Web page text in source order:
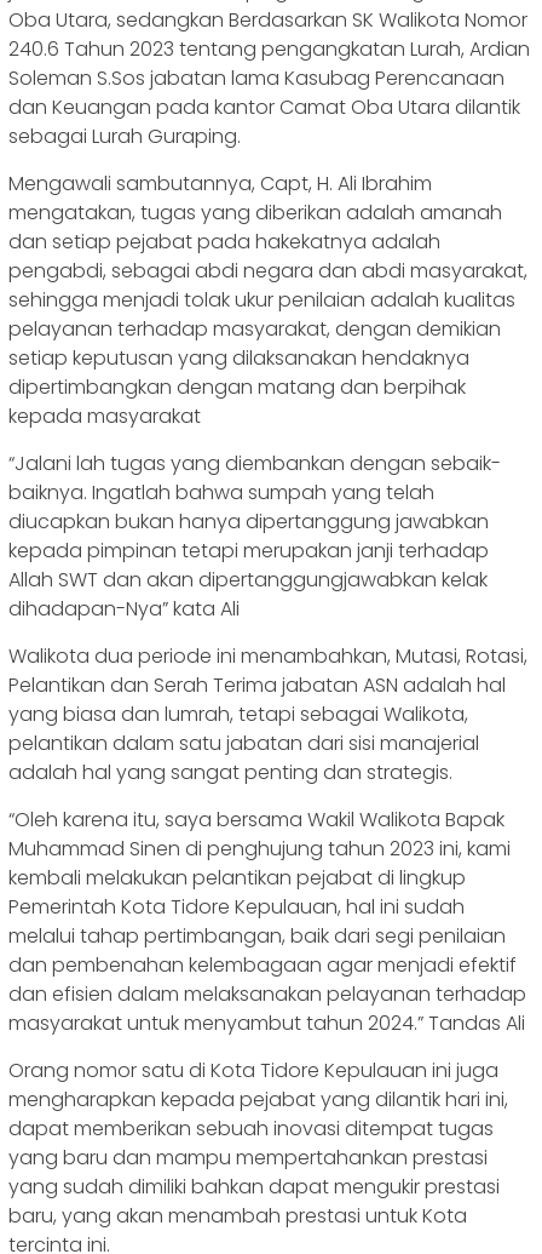
Oba Utara, sedangkan Berdasarkan SK Walikota Nomor
240.6 Tahun 2023 tentang pengangkatan Lurah, Ardian
Soleman S.Sos jabatan lama Kasubag Perencanaan
dan Keuangan pada kantor Camat Oba Utara dilantik
sebagai Lurah Guraping.
Mengawali sambutannya, Capt, H. Ali Ibrahim
mengatakan, tugas yang diberikan adalah amanah
dan setiap pejabat pada hakekatnya adalah
pengabdi, sebagai abdi negara dan abdi masyarakat,
sehingga menjadi tolak ukur penilaian adalah kualitas
pelayanan terhadap masyarakat, dengan demikian
setiap keputusan yang dilaksanakan hendaknya
dipertimbangkan dengan matang dan berpihak
kepada masyarakat
“Jalani lah tugas yang diembankan dengan sebaik-
baiknya. Ingatlah bahwa sumpah yang telah
diucapkan bukan hanya dipertanggung jawabkan
kepada pimpinan tetapi merupakan janji terhadap
Allah SWT dan akan dipertanggungjawabkan kelak
dihadapan-Nya” kata Ali
Walikota dua periode ini menambahkan, Mutasi, Rotasi,
Pelantikan dan Serah Terima jabatan ASN adalah hal
yang biasa dan lumrah, tetapi sebagai Walikota,
pelantikan dalam satu jabatan dari sisi manajerial
adalah hal yang sangat penting dan strategis.
“Oleh karena itu, saya bersama Wakil Walikota Bapak
Muhammad Sinen di penghujung tahun 2023 ini, kami
kembali melakukan pelantikan pejabat di lingkup
Pemerintah Kota Tidore Kepulauan, hal ini sudah
melalui tahap pertimbangan, baik dari segi penilaian
dan pembenahan kelembagaan agar menjadi efektif
dan efisien dalam melaksanakan pelayanan terhadap
masyarakat untuk menyambut tahun 2024.” Tandas Ali
Orang nomor satu di Kota Tidore Kepulauan ini juga
mengharapkan kepada pejabat yang dilantik hari ini,
dapat memberikan sebuah inovasi ditempat tugas
yang baru dan mampu mempertahankan prestasi
yang sudah dimiliki bahkan dapat mengukir prestasi
baru, yang akan menambah prestasi untuk Kota
tercinta ini.